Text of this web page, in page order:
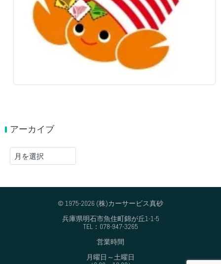
アーカイブ
ア
ー
イ
© 1975-2026 (株)カーサービス真砂
兵庫県明石市魚住町錦が丘1-1-5
TEL：078-947-3265
営業時間
月曜日～土曜日